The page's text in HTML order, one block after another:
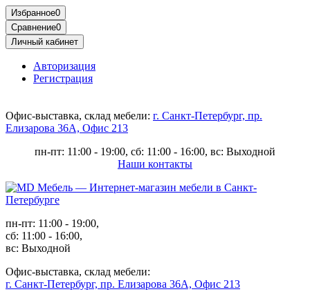
Избранное0
Сравнение0
Личный кабинет
Авторизация
Регистрация
Офис-выставка, склад мебели: г. Санкт-Петербург, пр.
Елизарова 36А, Офис 213
пн-пт: 11:00 - 19:00, сб: 11:00 - 16:00, вс: Выходной
Наши контакты
пн-пт: 11:00 - 19:00,
сб: 11:00 - 16:00,
вс: Выходной
Офис-выставка, склад мебели:
г. Санкт-Петербург, пр. Елизарова 36А, Офис 213